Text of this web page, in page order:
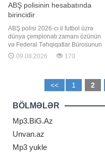
ABŞ polisinin hesabatında
birincidir
ABŞ polisi 2026-cı il futbol üzrə
dünya çempionatı zamanı özünün
və Federal Təhqiqatlar Bürosunun
(FTB) qarşılaşdıqları təhdidləri
açıqlayıb. Bu barədə Marca-ya
təhdidlərin sayına görə Argentina
millisinin hücumçusu Lionel Messi
"rekordçu"
09.08.2026 170
<< 1 2
BÖLMƏLƏR
Mp3.BiG.Az
Unvan.az
Mp3 yukle